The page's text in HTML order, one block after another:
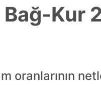
Kur
oranlarının